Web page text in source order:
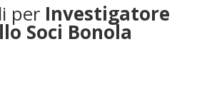
per Investigatore
Soci Bonola